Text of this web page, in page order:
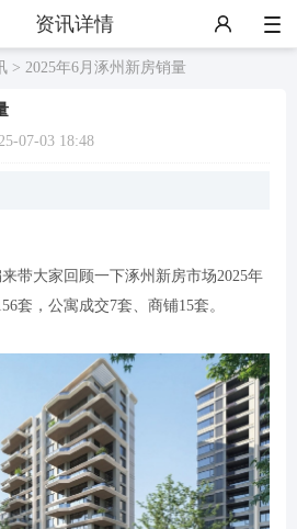
资讯详情
> 2025年6月涿州新房销量
07-03 18:48
带大家回顾一下涿州新房市场2025年
套，公寓成交7套、商铺15套。